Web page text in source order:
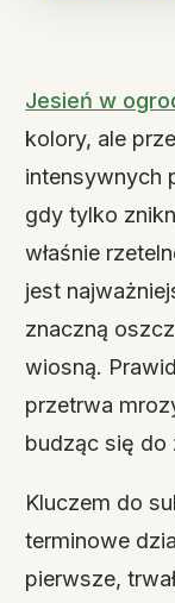
Jesień w
kolory, ale
intensywnych
gdy tylko
właśnie
jest
znaczną
wiosną.
przetrwa
budząc się do
Kluczem do
terminowe
pierwsze,